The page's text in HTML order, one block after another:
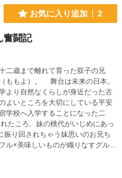
お気に入り追加 2
奮闘記
二歳まで離れて育った双子の兄
ももよ）。 舞台は未来の日本。
より自然なくらしが身近だった古
よいところを大切にしている平安
学校へ入学することになった二
たころ、妹の桃代がいじめにあっ
り回されちゃう妹思いのお兄ち
ル×美味しいものが織りなすグルメ
語。 小学上級、中学から。